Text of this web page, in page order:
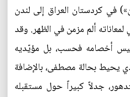
في كردستان العراق إلى لندن
ألم مزمن في الظهر. وقد
أخصامه فحسب، بل مؤيّديه
يحيط بحالة مصطفى، بالإضافة
جدلاً كبيراً حول مستقبله